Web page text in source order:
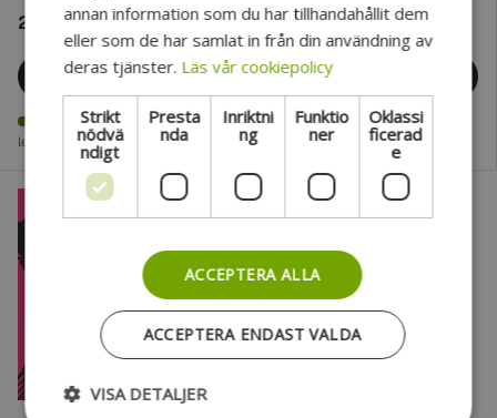
254 kr
Lägg i kundvagn
Fjärrlager – Beräknad
leveranstid: 9–11 vardagar.
175 kr
Lägg i kundvagn
Fjärrlager – Beräknad
leveranstid: 9–11 vardagar.
annan information som du har tillhandahållit dem
eller som de har samlat in från din användning av
deras tjänster. Läs vår cookiepolicy
Strikt
nödvä
ndigt
Presta
nda
Inriktni
ng
Funktio
ner
Oklassi
ficerad
e
ACCEPTERA ALLA
ACCEPTERA ENDAST VALDA
VISA DETALJER